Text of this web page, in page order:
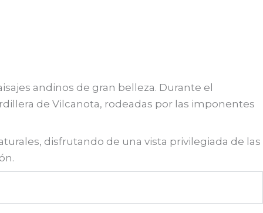
andinos de gran belleza. Durante el
de Vilcanota, rodeadas por las imponentes
disfrutando de una vista privilegiada de las